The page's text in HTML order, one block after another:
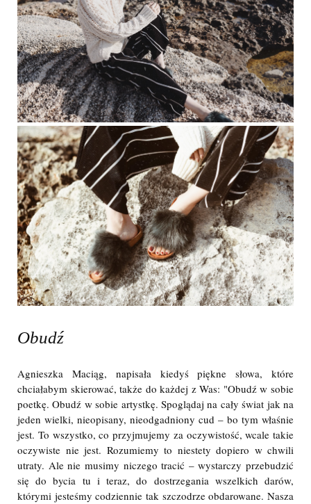
Obudź
Agnieszka Maciąg, napisała kiedyś piękne słowa, które
chciałabym skierować, także do każdej z Was: "Obudź w sobie
poetkę. Obudź w sobie artystkę. Spoglądaj na cały świat jak na
jeden wielki, nieopisany, nieodgadniony cud – bo tym właśnie
jest. To wszystko, co przyjmujemy za oczywistość, wcale takie
oczywiste nie jest. Rozumiemy to niestety dopiero w chwili
utraty. Ale nie musimy niczego tracić – wystarczy przebudzić
się do bycia tu i teraz, do dostrzegania wszelkich darów,
którymi jesteśmy codziennie tak szczodrze obdarowane. Nasza